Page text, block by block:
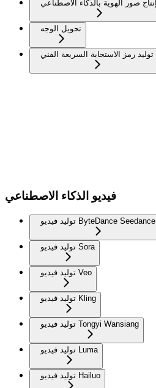
إنتاج صور الهوية بالذكاء الاصطناعي
تحويل الوجه
توليد رمز الاستجابة السريعة الفني
فيديو الذكاء الاصطناعي
توليد فيديو ByteDance Seedance
توليد فيديو Sora
توليد فيديو Veo
توليد فيديو Kling
توليد فيديو Tongyi Wansiang
توليد فيديو Luma
توليد فيديو Hailuo